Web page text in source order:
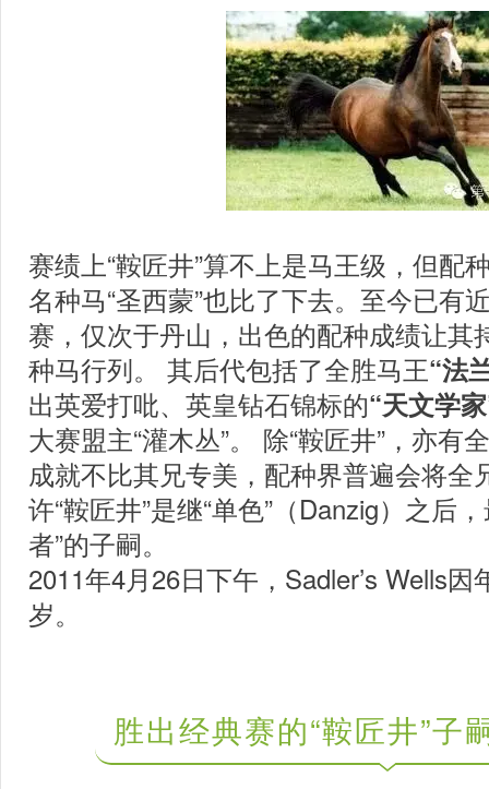
赛绩上“鞍匠井”算不上是马王级，但配
名种马“圣西蒙”也比了下去。至今已有
赛，仅次于丹山，出色的配种成绩让其
种马行列。 其后代包括了全胜马王“法
出英爱打吡、英皇钻石锦标的“天文学家
大赛盟主“灌木丛”。 除“鞍匠井”，亦有
成就不比其兄专美，配种界普遍会将全
许“鞍匠井”是继“单色”（Danzig）之后
者”的子嗣。
2011年4月26日下午，Sadler’s Wells
岁。
胜出经典赛的“鞍匠井”子